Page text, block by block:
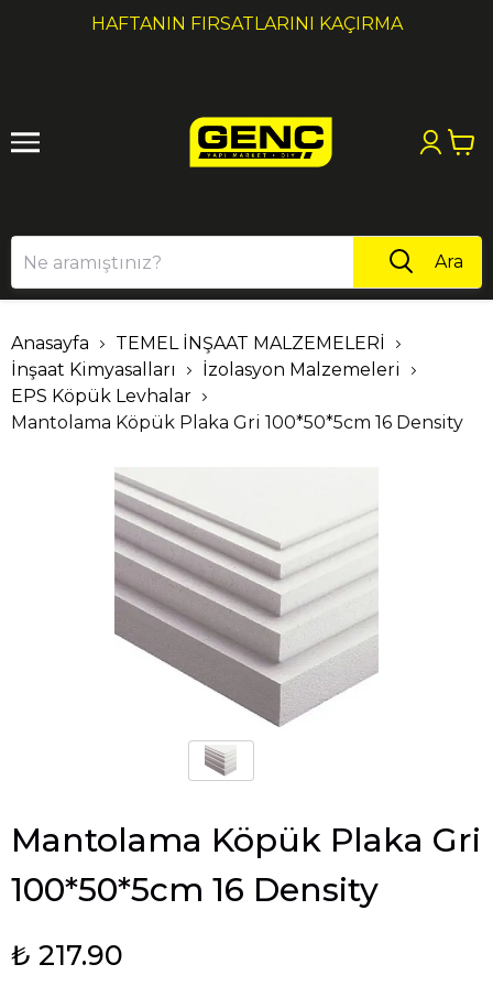
HAFTANIN FIRSATLARINI KAÇIRMA
1 2
Ara
Anasayfa
TEMEL İNŞAAT MALZEMELERİ
İnşaat Kimyasalları
İzolasyon Malzemeleri
EPS Köpük Levhalar
Mantolama Köpük Plaka Gri 100*50*5cm 16 Density
Mantolama Köpük Plaka Gri
100*50*5cm 16 Density
₺ 217.90